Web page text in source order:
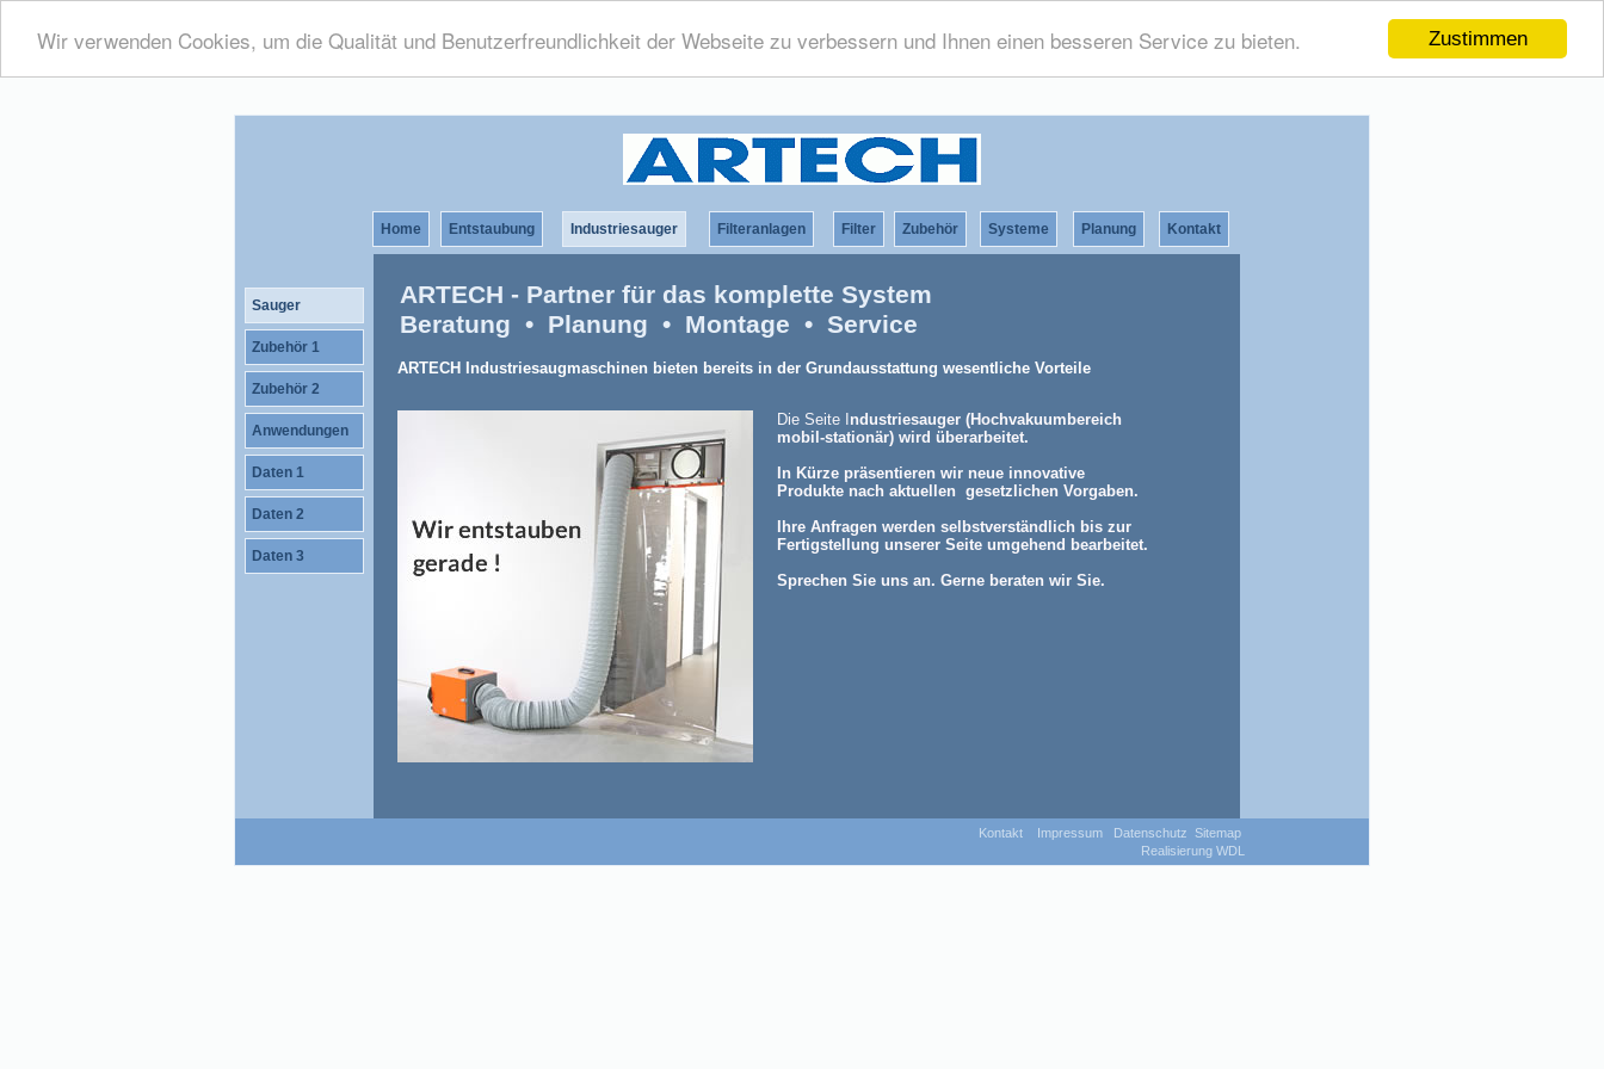
Zustimmen
Wir verwenden Cookies, um die Qualität und Benutzerfreundlichkeit der Webseite zu verbessern und Ihnen einen besseren Service zu bieten.
Home Entstaubung Industriesauger Filteranlagen Filter Zubehör Systeme Planung Kontakt
Sauger
Zubehör 1
Zubehör 2
Anwendungen
Daten 1
Daten 2
Daten 3
ARTECH - Partner für das komplette System
Beratung • Planung • Montage • Service
ARTECH Industriesaugmaschinen bieten bereits in der Grundausstattung wesentliche Vorteile
Die Seite I ndustriesauger (Hochvakuumbereich
mobil-stationär) wird überarbeitet.
In Kürze präsentieren wir neue innovative
Produkte nach aktuellen gesetzlichen Vorgaben.
Ihre Anfragen werden selbstverständlich bis zur
Fertigstellung unserer Seite umgehend bearbeitet.
Sprechen Sie uns an. Gerne beraten wir Sie.
Kontakt Impressum Datenschutz Sitemap
Realisierung WDL